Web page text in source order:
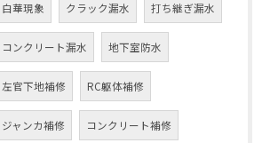
白華現象 クラック漏水 打ち継ぎ漏水
コンクリート漏水 地下室防水
左官下地補修 RC躯体補修
ジャンカ補修 コンクリート補修